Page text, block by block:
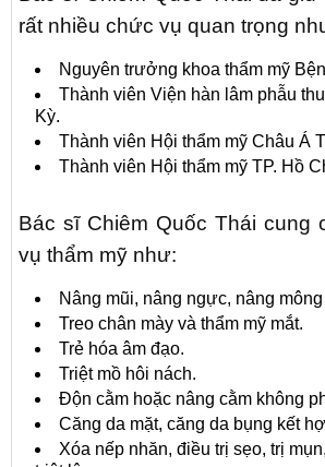
rất nhiều chức vụ quan trọng
Nguyên trưởng khoa thẩm mỹ
Thành viên Viện hàn lâm phẫu
Kỳ.
Thành viên Hội thẩm mỹ Châu Á
Thành viên Hội thẩm mỹ TP. Hồ
Bác sĩ Chiêm Quốc Thái cung
vụ thẩm mỹ như:
Nâng mũi, nâng ngực, nâng
Treo chân mày và thẩm mỹ mắt.
Trẻ hóa âm đạo.
Triệt mồ hôi nách.
Độn cằm hoặc nâng cằm không
Căng da mặt, căng da bụng kết
Xóa nếp nhăn, điều trị sẹo, trị